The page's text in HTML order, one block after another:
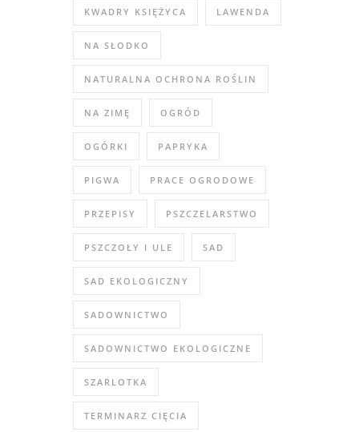
KWADRY KSIĘŻYCA LAWENDA
NA SŁODKO
NATURALNA OCHRONA ROŚLIN
NA ZIMĘ OGRÓD
OGÓRKI PAPRYKA
PIGWA PRACE OGRODOWE
PRZEPISY PSZCZELARSTWO
PSZCZOŁY I ULE SAD
SAD EKOLOGICZNY
SADOWNICTWO
SADOWNICTWO EKOLOGICZNE
SZARLOTKA
TERMINARZ CIĘCIA